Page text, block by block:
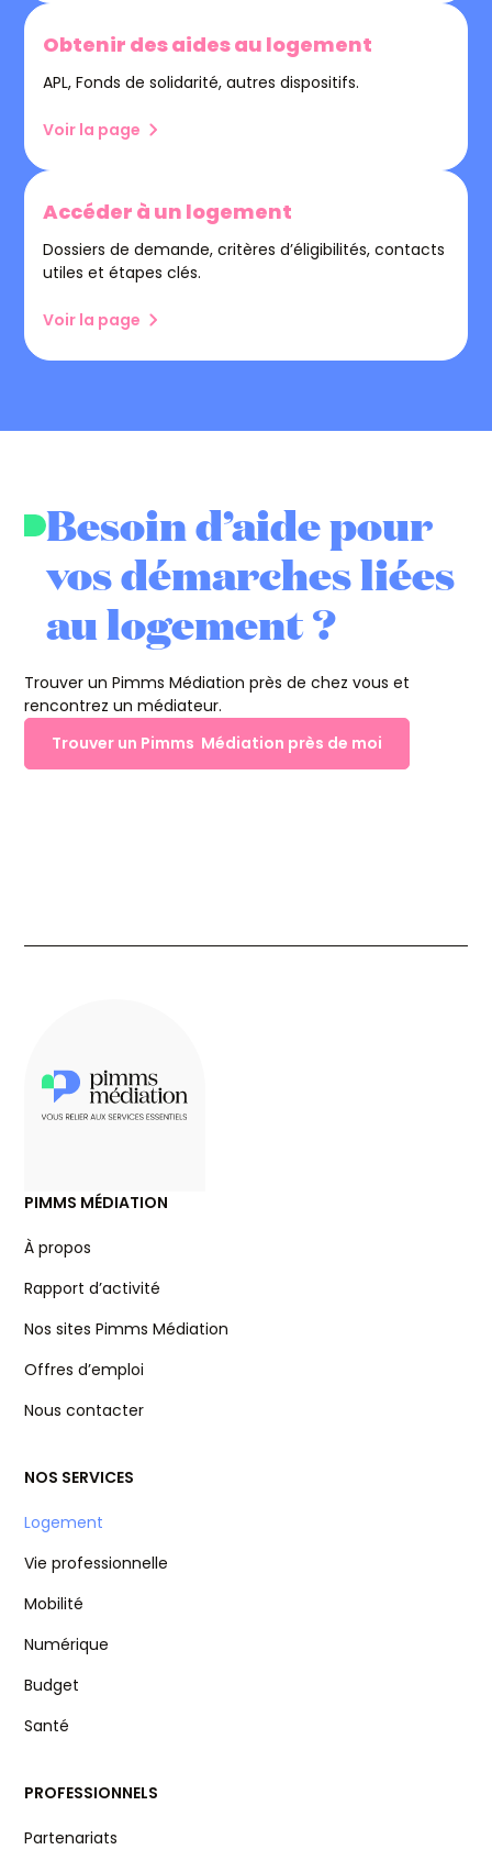
Obtenir des aides au logement
APL, Fonds de solidarité, autres dispositifs.
Voir la page
Accéder à un logement
Dossiers de demande, critères d’éligibilités, contacts
utiles et étapes clés.
Voir la page
Besoin d’aide pour
vos démarches liées
au logement ?
Trouver un Pimms Médiation près de chez vous et
rencontrez un médiateur.
Trouver un Pimms Médiation près de moi
PIMMS MÉDIATION
À propos
Rapport d’activité
Nos sites Pimms Médiation
Offres d’emploi
Nous contacter
NOS SERVICES
Logement
Vie professionnelle
Mobilité
Numérique
Budget
Santé
PROFESSIONNELS
Partenariats